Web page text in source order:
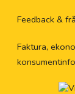
Feedback &
Faktura,